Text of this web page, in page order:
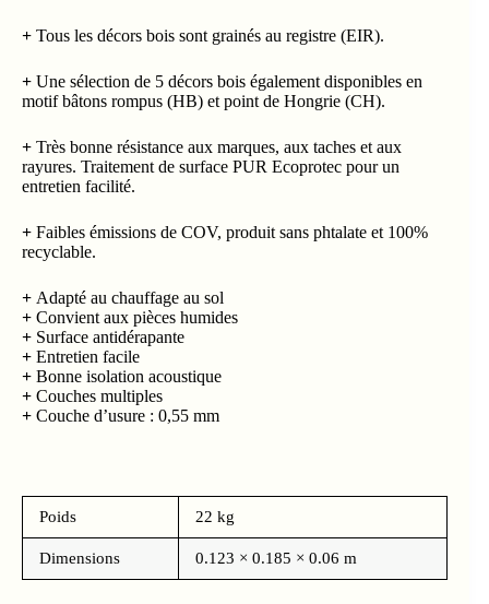
+ Tous les décors bois sont grainés au registre (EIR).
+ Une sélection de 5 décors bois également disponibles en
motif bâtons rompus (HB) et point de Hongrie (CH).
+ Très bonne résistance aux marques, aux taches et aux
rayures. Traitement de surface PUR Ecoprotec pour un
entretien facilité.
+ Faibles émissions de COV, produit sans phtalate et 100%
recyclable.
+ Adapté au chauffage au sol
+ Convient aux pièces humides
+ Surface antidérapante
+ Entretien facile
+ Bonne isolation acoustique
+ Couches multiples
+ Couche d’usure : 0,55 mm
Poids 22 kg
Dimensions 0.123 × 0.185 × 0.06 m